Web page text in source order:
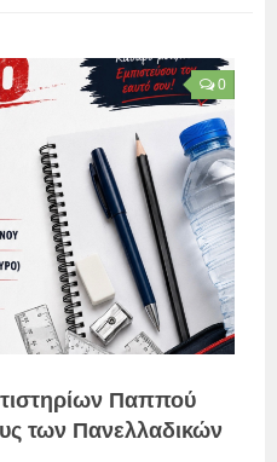
0
Παππού
των Πανελλαδικών